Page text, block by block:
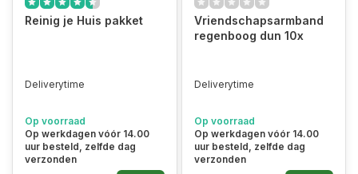
Reinig je Huis pakket
Deliverytime
Op voorraad
Op werkdagen vóór 14.00
uur besteld, zelfde dag
verzonden
Vriendschapsarmband
regenboog dun 10x
Deliverytime
Op voorraad
Op werkdagen vóór 14.00
uur besteld, zelfde dag
verzonden